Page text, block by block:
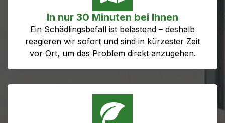
In nur 30 Minuten bei Ihnen
Ein Schädlingsbefall ist belastend – deshalb
reagieren wir sofort und sind in kürzester Zeit
vor Ort, um das Problem direkt anzugehen.